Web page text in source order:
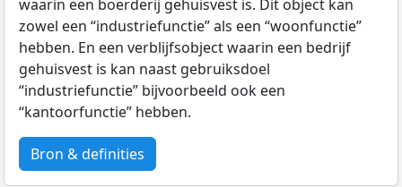
waarin een boerderij gehuisvest is. Dit object kan
zowel een “industriefunctie” als een “woonfunctie”
hebben. En een verblijfsobject waarin een bedrijf
gehuisvest is kan naast gebruiksdoel
“industriefunctie” bijvoorbeeld ook een
“kantoorfunctie” hebben.
Bron & definities